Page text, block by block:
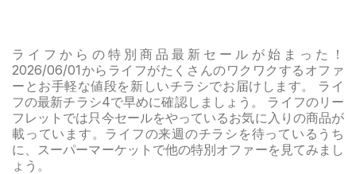
ライフからの特別商品最新セールが始まった！
2026/06/01からライフがたくさんのワクワクするオファ
ーとお手軽な値段を新しいチラシでお届けします。 ライ
フの最新チラシ4で早めに確認しましょう。 ライフのリー
フレットでは只今セールをやっているお気に入りの商品が
載っています。ライフの来週のチラシを待っているうち
に、スーパーマーケットで他の特別オファーを見てみまし
ょう。